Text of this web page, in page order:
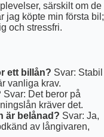
särskilt om de
jag köpte min första bil;
och stressfri.
ett billån? Svar: Stabil
vanliga krav.
Svar: Det beror på
kräver det.
är belånad? Svar: Ja,
av långivaren,